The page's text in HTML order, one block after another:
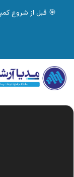
نمایشگر
ویدیو